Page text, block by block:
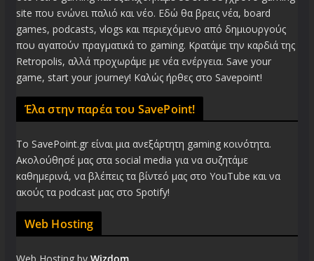
site που ενώνει παλιό και νέο. Εδώ θα βρεις νέα, board
games, podcasts, vlogs και περιεχόμενο από δημιουργούς
που αγαπούν πραγματικά το gaming. Κρατάμε την καρδιά της
Retropolis, αλλά προχωράμε με νέα ενέργεια. Save your
game, start your journey! Καλώς ήρθες στο Savepoint!
Έλα στην παρέα του SavePoint!
Το SavePoint.gr είναι μια ανεξάρτητη gaming κοινότητα.
Ακολούθησέ μας στα social media για να συζητάμε
καθημερινά, να βλέπεις τα βίντεό μας στο YouTube και να
ακούς τα podcast μας στο Spotify!
Web Hosting